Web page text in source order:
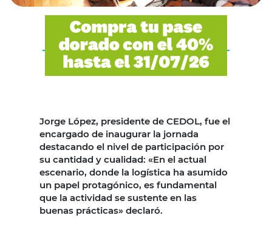
Jorge López, presidente de CEDOL, fue el
encargado de inaugurar la jornada
destacando el nivel de participación por
su cantidad y cualidad: «En el actual
escenario, donde la logística ha asumido
un papel protagónico, es fundamental
que la actividad se sustente en las
buenas prácticas» declaró.